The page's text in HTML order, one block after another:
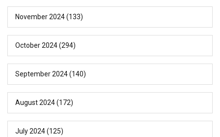
November 2024(133)
October 2024(294)
September 2024(140)
August 2024(172)
July 2024(125)